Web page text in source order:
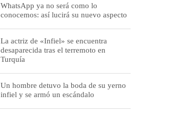
WhatsApp ya no será como lo
conocemos: así lucirá su nuevo aspecto
La actriz de «Infiel» se encuentra
desaparecida tras el terremoto en
Turquía
Un hombre detuvo la boda de su yerno
infiel y se armó un escándalo